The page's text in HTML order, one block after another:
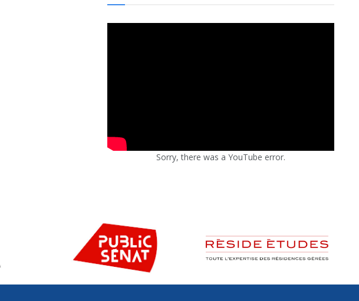
Sorry, there was a YouTube error.